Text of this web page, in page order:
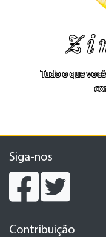
Tudo o que
Siga-nos
Contribuição